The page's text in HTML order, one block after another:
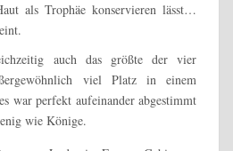
als Trophäe konservieren lässt…
auch das größte der vier
viel Platz in einem
war perfekt aufeinander abgestimmt
wie Könige.